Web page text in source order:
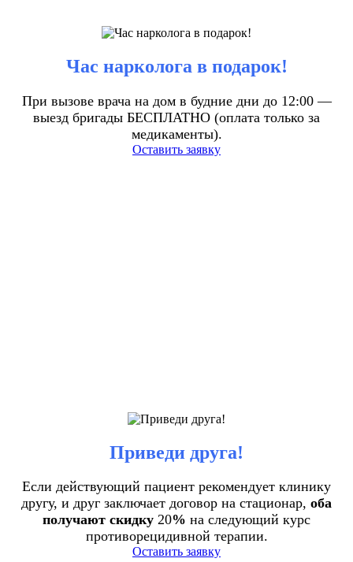
Час нарколога в подарок!
При вызове врача на дом в будние дни до 12:00 —
выезд бригады БЕСПЛАТНО (оплата только за
медикаменты).
Оставить заявку
Приведи друга!
Если действующий пациент рекомендует клинику
другу, и друг заключает договор на стационар, оба
получают скидку 20% на следующий курс
противорецидивной терапии.
Оставить заявку